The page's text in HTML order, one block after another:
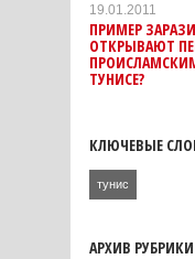
19.01.2011
ПРИМЕР
ОТКРЫВАЮТ
ТУНИСЕ?
КЛЮЧЕВЫЕ
тунис
АРХИВ